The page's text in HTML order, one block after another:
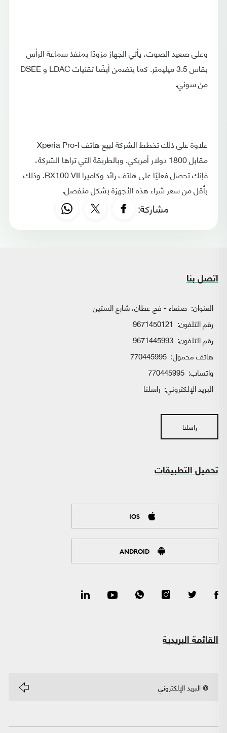
وعلى صعيد الصوت، يأتي الجهاز مزودًا بمنفذ سماعة الرأس
بقاس 3.5 ميليمتر. كما يتضمن أيضًا تقنيات LDAC و DSEE
من سوني.
علاوة على ذلك تخطط الشركة لبيع هاتف Xperia Pro-I
مقابل 1800 دولار أمريكي. وبالطريقة التي تراها الشركة،
فإنك تحصل فعليًا على هاتف رائد وكاميرا RX100 VII. وذلك
بأقل من سعر شراء هذه الأجهزة بشكل منفصل.
مشاركة:
اتصل بنا
العنوان: صنعاء - فج عطان، شارع الستين
رقم التلفون: 9671450121
رقم التلفون: 9671445993
هاتف محمول: 770445995
واتساب:
البريد الإلكتروني: راسلنا
راسلنا
تحميل التطبيقات
IOS
ANDROID
القائمة البريدية